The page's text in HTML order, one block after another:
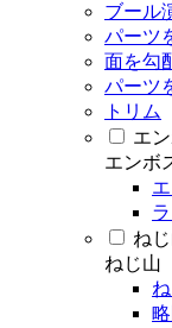
ブール
パーツ
面を勾
パーツ
トリム
エ
エンボ
ね
ねじ山